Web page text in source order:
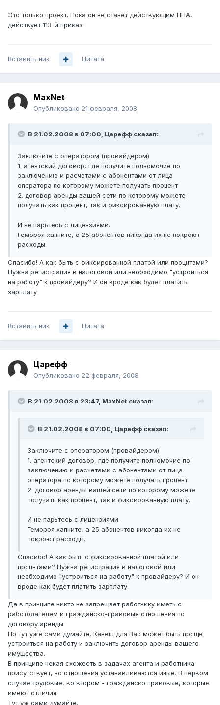
Это только проект. Пока он не станет действующим НПА,
действует 113-й приказ.
Вставить ник Цитата
MaxNet
Опубликовано 21 февраля, 2008
В 21.02.2008 в 07:00, Царефф сказал:
Заключите с оператором (провайдером)
1. агентский договор, где получите полномочие по
заключению и расчетами с абонентами от лица
оператора по которому можете получать процент
2. договор аренды вашей сети по которому можете
получать как процент, так и фиксированную плату.
И не парьтесь с лицензиями.
Гемороя хапните, а 25 абонентов никогда их не покроют
расходы.
Спасибо! А как быть с фиксированной платой или процнтами?
Нужна регистрация в налоговой или необходимо "устроиться
на работу" к провайдеру? И он вроде как будет платить
зарплату
Вставить ник Цитата
Царефф
Опубликовано 22 февраля, 2008
В 21.02.2008 в 23:47, MaxNet сказал:
В 21.02.2008 в 07:00, Царефф сказал:
Заключите с оператором (провайдером)
1. агентский договор, где получите полномочие по
заключению и расчетами с абонентами от лица
оператора по которому можете получать процент
2. договор аренды вашей сети по которому можете
получать как процент, так и фиксированную плату.
И не парьтесь с лицензиями.
Гемороя хапните, а 25 абонентов никогда их не
покроют расходы.
Спасибо! А как быть с фиксированной платой или
процнтами? Нужна регистрация в налоговой или
необходимо "устроиться на работу" к провайдеру? И он
вроде как будет платить зарплату
Да в принципе никто не запрещает работнику иметь с
работодателем и гражданско-правовые отношения по
договору аренды.
Но тут уже сами думайте. Канеш для Вас может быть проще
устроиться на работу и заключить договор аренды вашего
имущества.
В принципе некая схожесть в задачах агента и работника
присутствует, но отношения устанавливаются иные. В первом
случае трудовые, во втором - гражданско правовые, которые
имеют отличия.
Тут уж сами думайте.